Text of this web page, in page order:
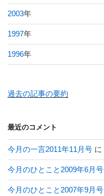
2003年
1997年
1996年
過去の記事の要約
最近のコメント
今月の一言2011年11月号 に
今月のひとこと2009年6月号
今月のひとこと2007年9月号